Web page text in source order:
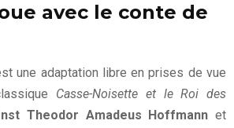
avec le conte de
une adaptation libre en prises de vue
Casse-Noisette et le Roi des
Theodor Amadeus Hoffmann et